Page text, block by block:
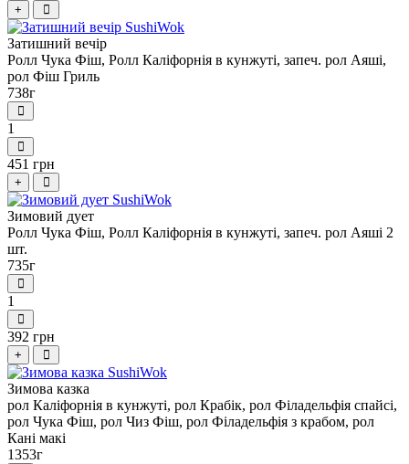
+
Затишний вечір
Ролл Чука Фіш, Ролл Каліфорнія в кунжуті, запеч. рол Аяші,
рол Фіш Гриль
738г
1
451 грн
+
Зимовий дует
Ролл Чука Фіш, Ролл Каліфорнія в кунжуті, запеч. рол Аяші 2
шт.
735г
1
392 грн
+
Зимова казка
рол Каліфорнія в кунжуті, рол Крабік, рол Філадельфія спайсі,
рол Чука Фіш, рол Чиз Фіш, рол Філадельфія з крабом, рол
Кані макі
1353г